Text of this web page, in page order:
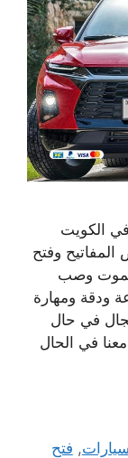
في الكويت
وفتح
ريموت وصب
ودقة ومهارة
في حال
في الحال
, فتح